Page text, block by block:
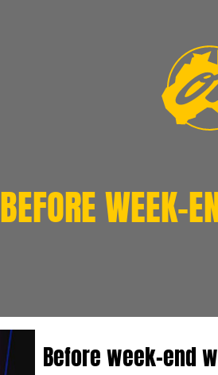
BEFORE WEEK-
Before week-end